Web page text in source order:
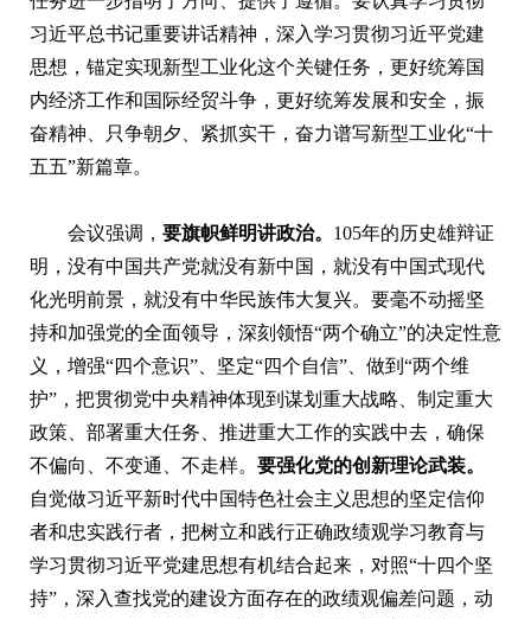
习近平总书记重要讲话精神，深入学习贯彻习近平党建
思想，锚定实现新型工业化这个关键任务，更好统筹国
内经济工作和国际经贸斗争，更好统筹发展和安全，振
奋精神、只争朝夕、紧抓实干，奋力谱写新型工业化“十
五五”新篇章。
会议强调， 要旗帜鲜明讲政治。 105年的历史雄辩证
明，没有中国共产党就没有新中国，就没有中国式现代
化光明前景，就没有中华民族伟大复兴。要毫不动摇坚
持和加强党的全面领导，深刻领悟“两个确立”的决定性意
义，增强“四个意识”、坚定“四个自信”、做到“两个维
护”，把贯彻党中央精神体现到谋划重大战略、制定重大
政策、部署重大任务、推进重大工作的实践中去，确保
不偏向、不变通、不走样。 要强化党的创新理论武装。
自觉做习近平新时代中国特色社会主义思想的坚定信仰
者和忠实践行者，把树立和践行正确政绩观学习教育与
学习贯彻习近平党建思想有机结合起来，对照“十四个坚
持”，深入查找党的建设方面存在的政绩观偏差问题，动